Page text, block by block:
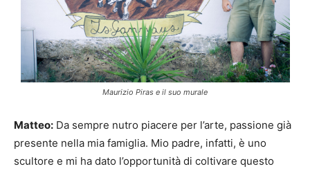
Maurizio Piras e il suo murale
Matteo: Da sempre nutro piacere per l’arte, passione già
presente nella mia famiglia. Mio padre, infatti, è uno
scultore e mi ha dato l’opportunità di coltivare questo